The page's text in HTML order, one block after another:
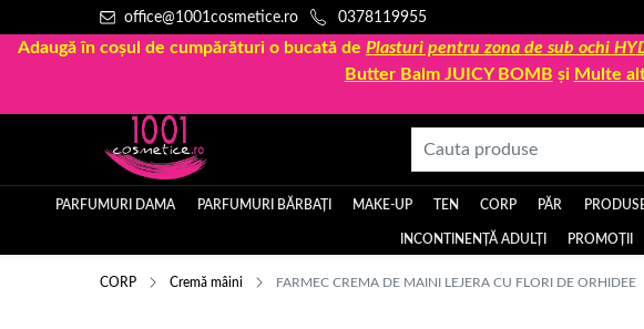
office@1001cosmetice.ro 0378119955
Adaugă în coșul de cumpărături o bucată de Plasturi pentru zona de sub ochi
Butter Balm JUICY BOMB și Multe
PARFUMURI DAMA PARFUMURI BĂRBAȚI MAKE-UP TEN CORP PĂR
INCONTINENȚĂ ADULȚI PROMOȚII
CORP Cremă mâini FARMEC CREMA DE MAINI LEJERA CU FLORI DE ORHIDEE